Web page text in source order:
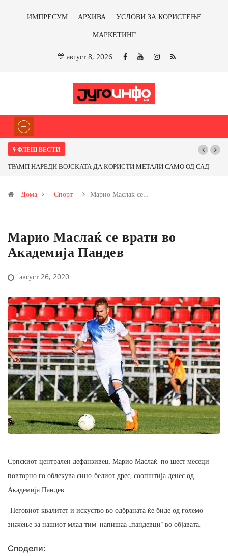
ИМПРЕСУМ АРХИВА
УСЛОВИ ЗА КОРИСТЕЊЕ
МАРКЕТИНГ
август 8, 2026
ФЛЕШ ВЕСТИ
ТРАМП НАРЕДИ ВОЈСКАТА ДА КОРИСТИ МЕТАЛИ САМО ОД САД
Иловица и со антимонот?
Дома Спорт Марио Маслаќ се…
Марио Маслаќ се врати во
Академија Пандев
август 26, 2020
Српскиот централен дефанзивец, Марио Маслаќ, по шест месеци,
повторно го облекува сино-белиот дрес, соопштија денес од
Академија Пандев.
-Неговиот квалитет и искуство во одбраната ќе биде од големо
значење за нашиот млад тим, напишаа „пандевци“ во објавата.
Сподели: